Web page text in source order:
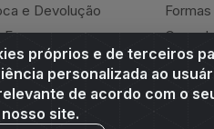
próprios e de terceiros
personalizada ao
de acordo com o
site.
e Devolução
E-commerce